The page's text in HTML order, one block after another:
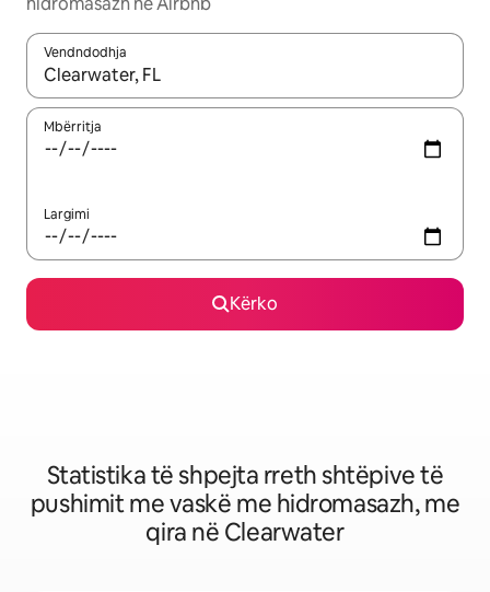
Vendndodhja
Kur rezultatet të jenë të disponueshme, lëviz me butonat e
Mbërritja
Largimi
Kërko
Statistika të shpejta rreth shtëpive të
pushimit me vaskë me hidromasazh, me
qira në Clearwater